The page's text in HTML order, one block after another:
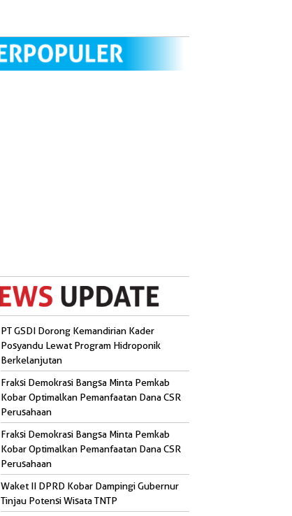
PT GSDI Dorong Kemandirian Kader
Posyandu Lewat Program Hidroponik
Berkelanjutan
Fraksi Demokrasi Bangsa Minta Pemkab
Kobar Optimalkan Pemanfaatan Dana CSR
Perusahaan
Fraksi Demokrasi Bangsa Minta Pemkab
Kobar Optimalkan Pemanfaatan Dana CSR
Perusahaan
Waket II DPRD Kobar Dampingi Gubernur
Tinjau Potensi Wisata TNTP